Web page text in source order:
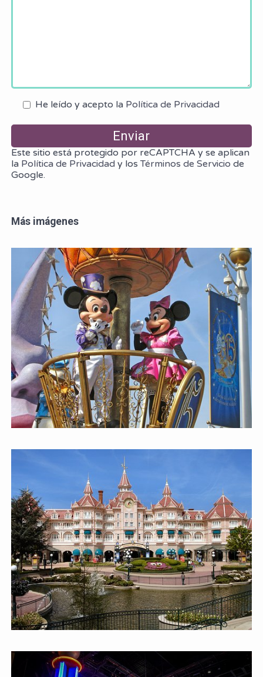
He leído y acepto la Política de Privacidad
Este sitio está protegido por reCAPTCHA y se aplican
la Política de Privacidad y losTérminos de Servicio de
Google.
Más imágenes